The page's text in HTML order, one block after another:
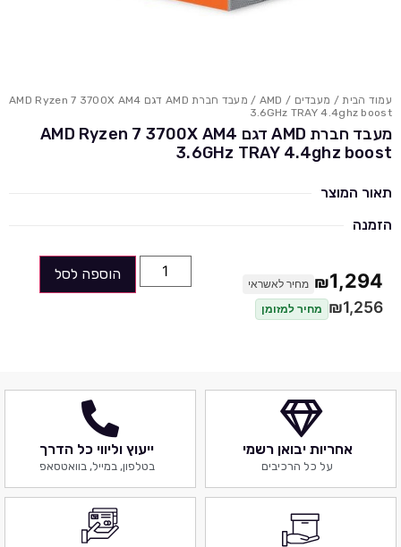
עמוד הבית/ מעבדים /
AMD
/ מעבד חברת AMD דגם AMD Ryzen 7 3700X AM4
3.6GHz TRAY 4.4ghz boost
מעבד חברת AMD דגם AMD Ryzen 7 3700X AM4
3.6GHz TRAY 4.4ghz boost
תאור המוצר
הזמנה
₪1,294 מחיר לאשראי
₪1,256 מחיר למזומן
הוספה לסל
אחריות יבואן רשמי
על כל הרכיבים
ייעוץ וליווי כל הדרך
בטלפון, במייל, בוואטסאפ